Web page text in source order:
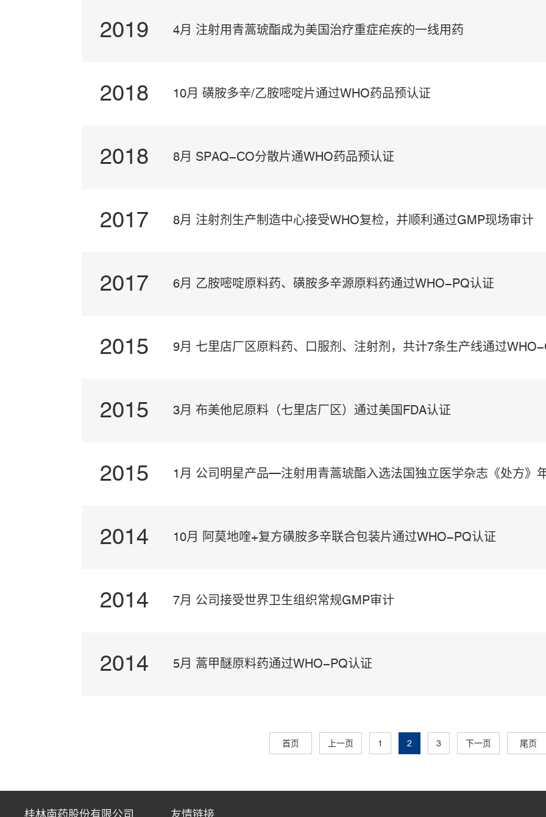
2019 4月 注射用青蒿琥酯成为美国治疗重症疟疾的一线用药
2018 10月 磺胺多辛/乙胺嘧啶片通过WHO药品预认证
2018 8月 SPAQ-CO分散片通WHO药品预认证
2017 8月 注射剂生产制造中心接受WHO复检，并顺利通过GMP现场审计
2017 6月 乙胺嘧啶原料药、磺胺多辛源原料药通过WHO-PQ认证
2015 9月 七里店厂区原料药、口服剂、注射剂，共计7条生产线通过
审计
2015 3月 布美他尼原料（七里店厂区）通过美国FDA认证
2015 1月 公司明星产品—注射用青蒿琥酯入选法国独立医学杂志《处方》
榜”
2014 10月 阿莫地喹+复方磺胺多辛联合包装片通过WHO-PQ认证
2014 7月 公司接受世界卫生组织常规GMP审计
2014 5月 蒿甲醚原料药通过WHO-PQ认证
首页 上一页 1 2 3 下一页 尾页